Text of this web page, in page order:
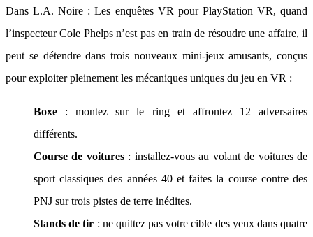
Dans L.A. Noire : Les enquêtes VR pour PlayStation VR, quand
l’inspecteur Cole Phelps n’est pas en train de résoudre une affaire, il
peut se détendre dans trois nouveaux mini-jeux amusants, conçus
pour exploiter pleinement les mécaniques uniques du jeu en VR :
Boxe : montez sur le ring et affrontez 12 adversaires
différents.
Course de voitures: installez-vous au volant de voitures de
sport classiques des années 40 et faites la course contre des
PNJ sur trois pistes de terre inédites.
Stands de tir : ne quittez pas votre cible des yeux dans quatre